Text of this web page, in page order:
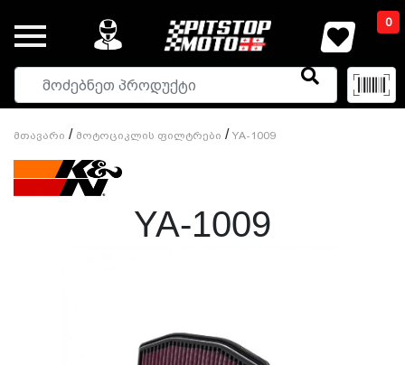
0
Მთავარი / Მოტოციკლის Ფილტრები / YA-1009
YA-1009